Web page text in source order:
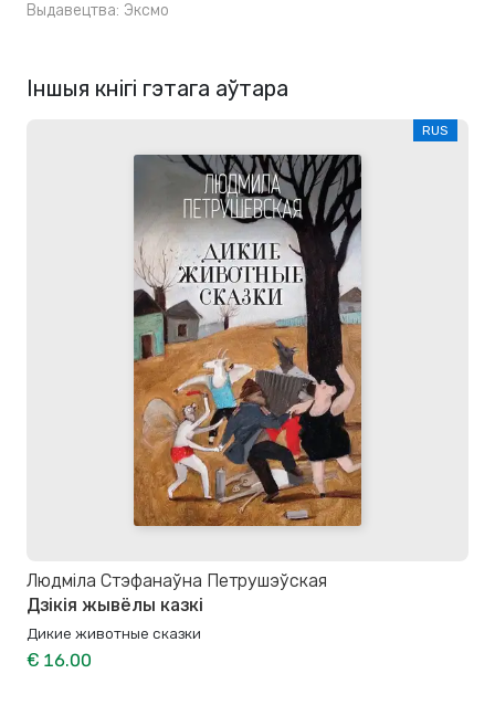
Выдавецтва: Эксмо
Іншыя кнігі гэтага аўтара
RUS
Людміла Стэфанаўна Петрушэўская
Дзікія жывёлы казкі
Дикие животные сказки
€ 16.00